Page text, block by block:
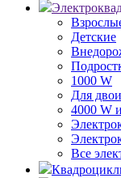
Детские
1000 W
Для
4000 W
Все